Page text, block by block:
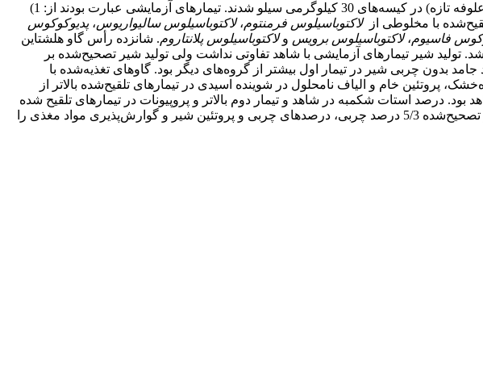
کلنی به ازای گرم علوفه تازه) در کیسه‌های 30 کیلوگرمی سیلو شدند. تیمارهای آزمایشی عبارت بودند از: 1)
لاکتوباسیلوس ‌فرمنتوم،لاکتوباسیلوس ‌سالیواریوس،پدیوکوکوس
‌فاسیوم،لاکتوباسیلوس ‌برویس ولاکتوباسیلوس ‌پلانتاروم. شانزده رأس گاو هلشتاین
شیردهی) بر پایة طرح مربع‌لاتین ادغام شده 4 ×4 با دوره‌های 21 روزه استفاده شد. تولید شیر تیمارهای آزمایشی با شاهد تفاوتی نداشت ولی تولید شیر تصحیح‌شده بر
جامد بدون چربی شیر در تیمار اول بیشتر از گروه‌های دیگر بود. گاوهای تغذیه‌شده با
پروتئین خام و الیاف نامحلول در شوینده اسیدی در تیمارهای تلقیح‌شده بالاتر از
درصد استات شکمبه در شاهد و تیمار دوم بالاتر و پروپیونات در تیمارهای تلقیح شده
بیشتر از شاهد بود. نتایج نشان داد تلقیح باکتریایی سیلاژ ذرت تاثیر معنی‌داری بر میزان تولید شیر نداشت هرچند شیر تصحیح‌شده 5/3 درصد چربی، درصدهای چربی و پروتئین شیر و گوارش‌پذیری مواد مغذی را